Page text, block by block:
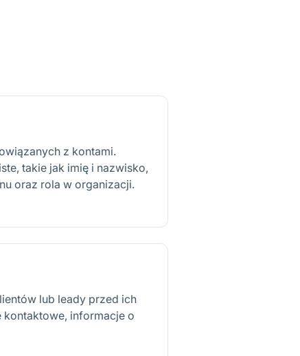
z kontami.
takie jak imię i nazwisko,
oraz rola w organizacji.
lub leady przed ich
informacje o